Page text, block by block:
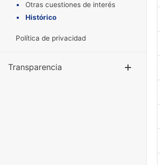
Otras cuestiones de interés
Histórico
Política de privacidad
Transparencia